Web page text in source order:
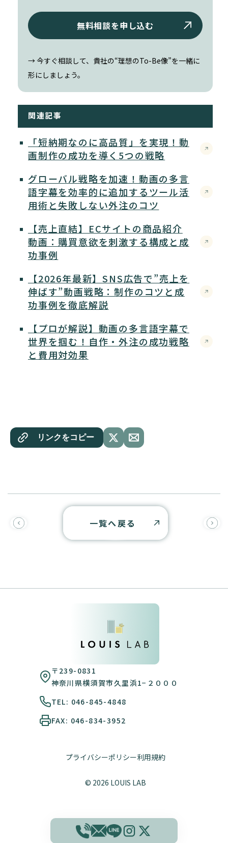
無料相談を申し込む
→ 今すぐ相談して、貴社の“理想のTo-Be像”を一緒に
形にしましょう。
関連記事
「短納期なのに高品質」を実現！動
画制作の成功を導く5つの戦略
グローバル戦略を加速！動画の多言
語字幕を効率的に追加するツール活
用術と失敗しない外注のコツ
【売上直結】ECサイトの商品紹介
動画：購買意欲を刺激する構成と成
功事例
【2026年最新】SNS広告で”売上を
伸ばす”動画戦略：制作のコツと成
功事例を徹底解説
【プロが解説】動画の多言語字幕で
世界を掴む！自作・外注の成功戦略
と費用対効果
リンクをコピー
一覧へ戻る
〒239-0831
神奈川県横須賀市久里浜1−２０００
TEL: 046-845-4848
FAX: 046-834-3952
© 2026 LOUIS LAB
プライバシーポリシー利用規約